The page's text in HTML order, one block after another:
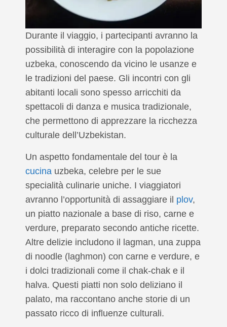
Durante il viaggio, i partecipanti avranno la
possibilità di interagire con la popolazione
uzbeka, conoscendo da vicino le usanze e
le tradizioni del paese. Gli incontri con gli
abitanti locali sono spesso arricchiti da
spettacoli di danza e musica tradizionale,
che permettono di apprezzare la ricchezza
culturale dell’Uzbekistan.
Un aspetto fondamentale del tour è la
cucina uzbeka, celebre per le sue
specialità culinarie uniche. I viaggiatori
avranno l’opportunità di assaggiare il plov,
un piatto nazionale a base di riso, carne e
verdure, preparato secondo antiche ricette.
Altre delizie includono il lagman, una zuppa
di noodle (laghmon) con carne e verdure, e
i dolci tradizionali come il chak-chak e il
halva. Questi piatti non solo deliziano il
palato, ma raccontano anche storie di un
passato ricco di influenze culturali.